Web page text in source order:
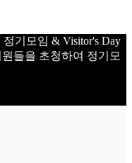
기모임 & Visitor's Day
들을 초청하여 정기모